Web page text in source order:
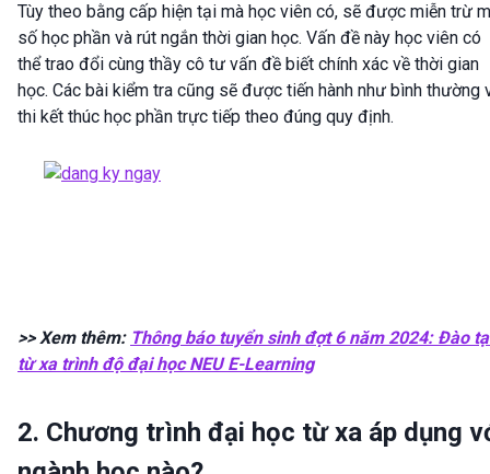
Tùy theo bằng cấp hiện tại mà học viên có, sẽ được miễn trừ
số học phần và rút ngắn thời gian học. Vấn đề này học viên có
thể trao đổi cùng thầy cô tư vấn đề biết chính xác về thời gian
học. Các bài kiểm tra cũng sẽ được tiến hành như bình thường
thi kết thúc học phần trực tiếp theo đúng quy định.
>> Xem thêm: Thông báo tuyển sinh đợt 6 năm 2024: Đào
từ xa trình độ đại học NEU E-Learning
2. Chương trình đại học từ xa áp dụng